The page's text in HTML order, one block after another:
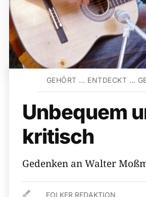
GEHÖRT … ENTDECKT …
Unbequem
kritisch
Gedenken an Walter
 FOLKER REDAKTION